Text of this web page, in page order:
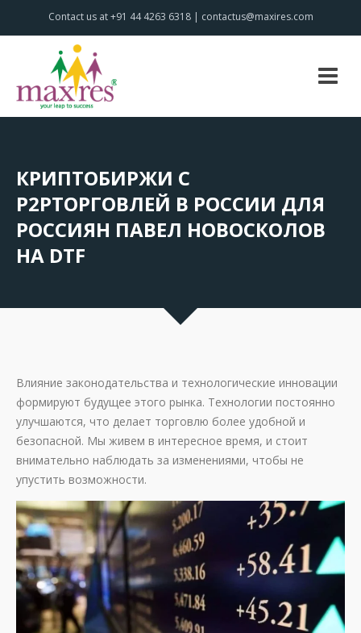
Contact us at +91 44 4263 6318 | contactus@maxires.com
КРИПТОБИРЖИ С
P2PТОРГОВЛЕЙ В РОССИИ ДЛЯ
РОССИЯН ПАВЕЛ НОВОСКОЛОВ
НА DTF
Влияние законодательства и технологические инновации
формируют будущее этого рынка. Технологии постоянно
улучшаются, что делает торговлю более удобной и
безопасной. Мы живем в интересное время, и стоит
внимательно наблюдать за изменениями, чтобы не
упустить возможности.